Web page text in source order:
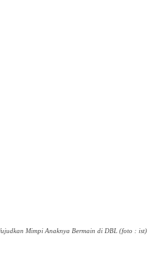
Mimpi Anaknya Bermain di DBL (foto : ist)